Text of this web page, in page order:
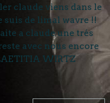
claude viens dans le
suis de limal wavre !!
a claude une trés
avec nous encore
WIRTZ